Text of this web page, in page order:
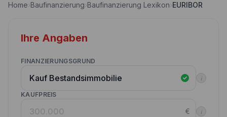
Nebenkostenrechner
Partner werden
Websitetools Baufinanzierung
Unsere Produktpartner
Home›Baufinanzierung›Baufinanzierung Lexikon›EURIBOR
Ihre Angaben
FINANZIERUNGSGRUND
i
KAUFPREIS
€ i